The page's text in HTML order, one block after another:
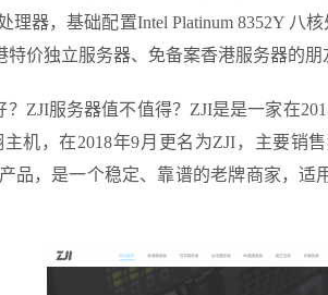
理器，基础配置Intel Platinum 8352Y 八
特价独立服务器、免备案香港服务器的朋
？ZJI服务器值不值得？ZJI是是一家在
主机，在2018年9月更名为ZJI，主要销
品，是一个稳定、靠谱的老牌商家，适